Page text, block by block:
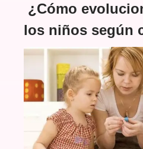
¿Cómo
los niños según